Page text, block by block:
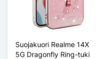
Suojakuori Realme 14X
5G Dragonfly Ring-tuki